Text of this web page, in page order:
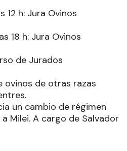
12 h: Jura Ovinos
18 h: Jura Ovinos
de Jurados
ovinos de otras razas
un cambio de régimen
Milei. A cargo de Salvador